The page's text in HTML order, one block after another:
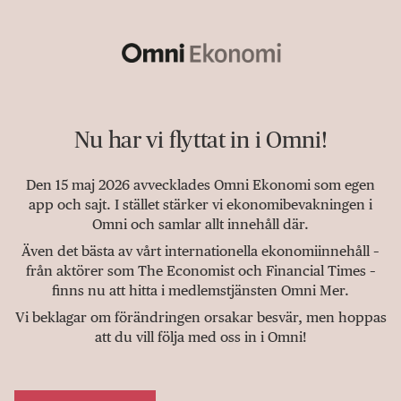
Nu har vi flyttat in i Omni!
Den 15 maj 2026 avvecklades Omni Ekonomi som egen
app och sajt. I stället stärker vi ekonomibevakningen i
Omni och samlar allt innehåll där.
Även det bästa av vårt internationella ekonomiinnehåll –
från aktörer som The Economist och Financial Times –
finns nu att hitta i medlemstjänsten Omni Mer.
Vi beklagar om förändringen orsakar besvär, men hoppas
att du vill följa med oss in i Omni!